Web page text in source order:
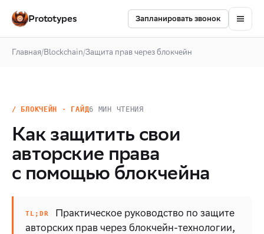
Prototypes Запланировать звонок
Главная/Blockchain/Защита прав через блокчейн
/ БЛОКЧЕЙН · ГАЙД6 МИН ЧТЕНИЯ
Как защитить свои
авторские права
с помощью блокчейна
Практическое руководство по защите
авторских прав через блокчейн-технологии,